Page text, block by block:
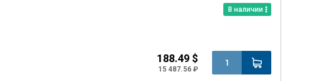
В наличии
188.49 $
15 487.56 ₽